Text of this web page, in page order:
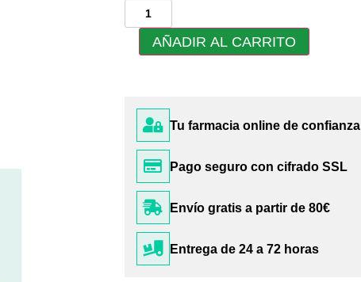
AÑADIR AL CARRITO
Tu farmacia online de confianza
Pago seguro con cifrado SSL
Envío gratis a partir de 80€
Entrega de 24 a 72 horas